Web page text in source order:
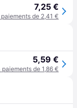
7,25 €
de 2,41 €
5,59 €
paiements de 1,86 €